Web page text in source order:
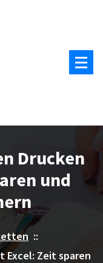
Drucken
und
::
Excel: Zeit sparen